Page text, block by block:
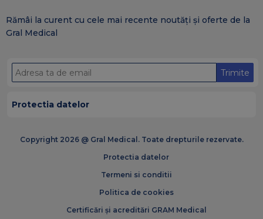
Rămâi la curent cu cele mai recente noutăți și oferte de la
Gral Medical
Trimite
Protectia datelor
Copyright 2026 @ Gral Medical. Toate drepturile rezervate.
Protectia datelor
Termeni si conditii
Politica de cookies
Certificări și acreditări GRAM Medical